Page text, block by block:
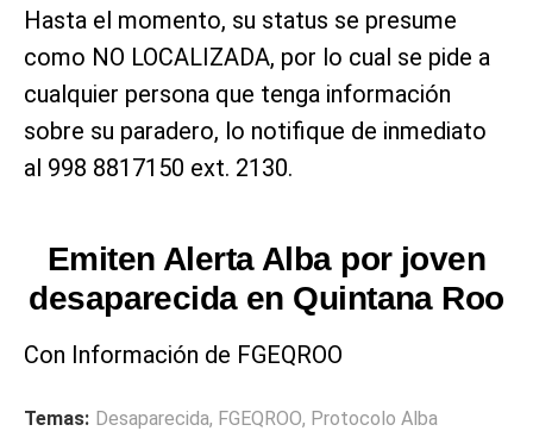
Hasta el momento, su status se presume
como NO LOCALIZADA, por lo cual se pide a
cualquier persona que tenga información
sobre su paradero, lo notifique de inmediato
al 998 8817150 ext. 2130.
Emiten Alerta Alba por joven
desaparecida en Quintana Roo
Con Información de FGEQROO
Temas: Desaparecida, FGEQROO, Protocolo Alba